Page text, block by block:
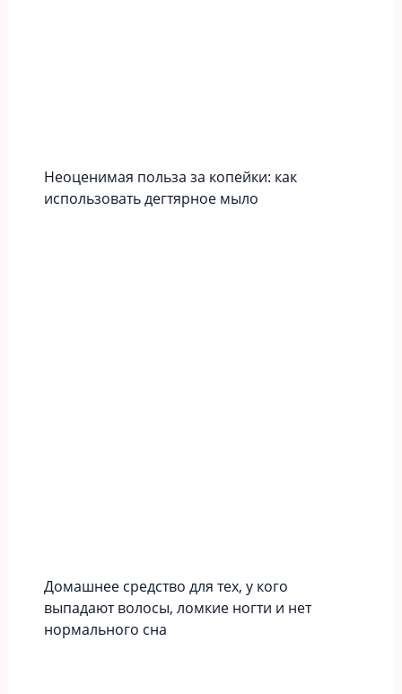
Неоценимая польза за копейки: как
использовать дегтярное мыло
Домашнее средство для тех, у кого
выпадают волосы, ломкие ногти и нет
нормального сна